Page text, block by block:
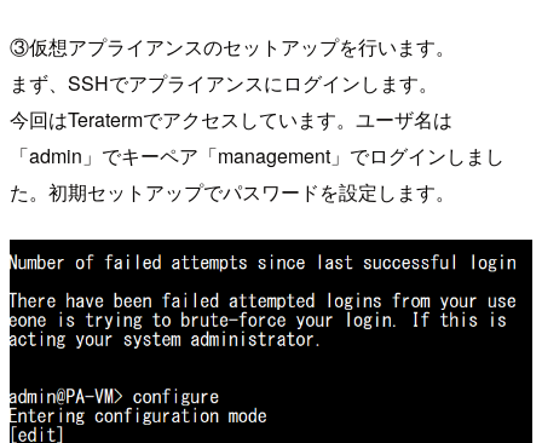
③仮想アプライアンスのセットアップを行います。
まず、SSHでアプライアンスにログインします。
今回はTeratermでアクセスしています。ユーザ名は
「admin」でキーペア「management」でログインしまし
た。初期セットアップでパスワードを設定します。